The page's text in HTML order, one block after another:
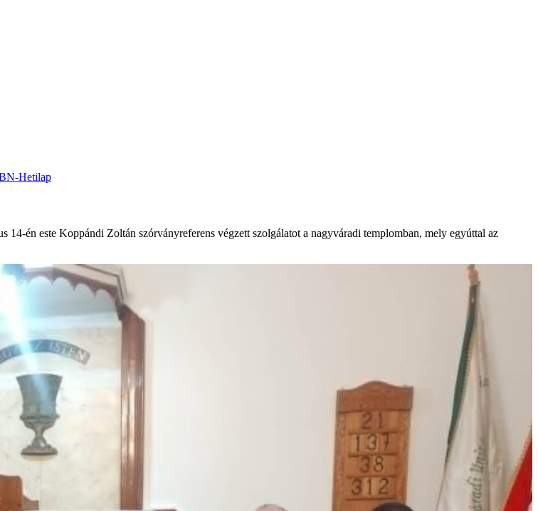
Hetilap
én este Koppándi Zoltán szórványreferens végzett szolgálatot a nagyváradi templomban, mely egyúttal az